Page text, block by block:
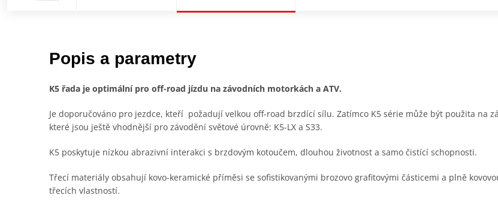
Popis a parametry
K5 řada je optimální pro off-road jízdu na závodních motorkách a ATV.
Je doporučováno pro jezdce, kteří požadují velkou off-road brzdící sílu. Zatímco K5 série může být použita na
které jsou ještě vhodnější pro závodění světové úrovně: K5-LX a S33.
K5 poskytuje nízkou abrazivní interakci s brzdovým kotoučem, dlouhou životnost a samo čistící schopnosti.
Třecí materiály obsahují kovo-keramické příměsi se sofistikovanými brozovo grafitovými částicemi a plně
třecích vlastností.